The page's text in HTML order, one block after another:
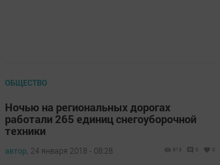
ОБЩЕСТВО
Ночью на региональных дорогах
работали 265 единиц снегоуборочной
техники
автор, 24 января 2018 - 08:28 813 0 0